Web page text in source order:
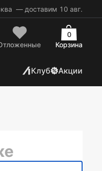
— доставим 10 авг.
Корзина
0
Клуб Акции